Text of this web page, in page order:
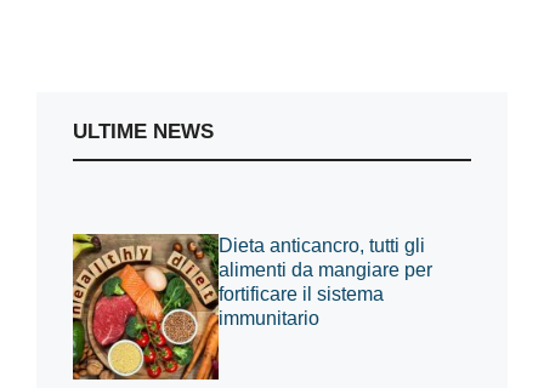
ULTIME NEWS
Dieta anticancro, tutti gli
alimenti da mangiare per
fortificare il sistema
immunitario